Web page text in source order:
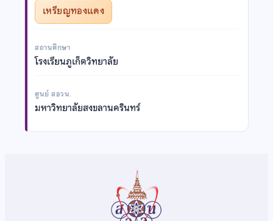
เหรียญทองแดง
สถานศึกษา
โรงเรียนภูเก็ตวิทยาลัย
ศูนย์ สอวน.
มหาวิทยาลัยสงขลานครินทร์